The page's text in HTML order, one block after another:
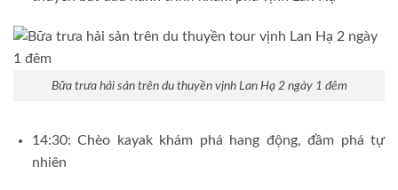
Bữa trưa hải sản trên du thuyền vịnh Lan Hạ 2 ngày 1 đêm
14:30: Chèo kayak khám phá hang động, đầm phá tự
nhiên